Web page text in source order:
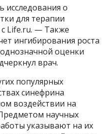
исследования о
для терапии
с Life.ru. — Также
ингибирования роста
оценки
врач.
популярных
синефрина
воздействии на
научных
указывают на их